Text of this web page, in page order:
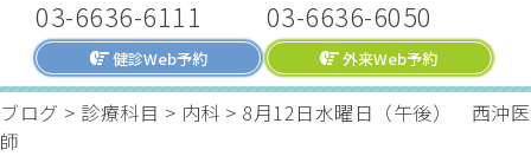
03-6636-6111
健診Web予約
03-6636-6050
外来Web予約
ブログ > 診療科目 > 内科 > 8月12日水曜日（午後） 西沖医
師